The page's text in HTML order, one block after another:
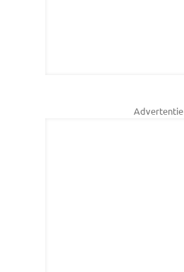
Advertentie